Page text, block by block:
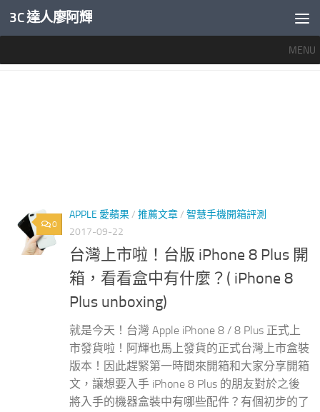
內文下方
3C 達人廖阿輝
MENU
0
APPLE 愛蘋果/ 推薦文章/ 智慧手機開箱評測
2017-09-22
台灣上市啦！台版 iPhone 8 Plus 開
箱，看看盒中有什麼？( iPhone 8
Plus unboxing)
就是今天！台灣 Apple iPhone 8 / 8 Plus 正式上
市發貨啦！阿輝也馬上發貨的正式台灣上市盒裝
版本！因此趕緊第一時間來開箱和大家分享開箱
文，讓想要入手 iPhone 8 Plus 的朋友對於之後
將入手的機器盒裝中有哪些配件？有個初步的了